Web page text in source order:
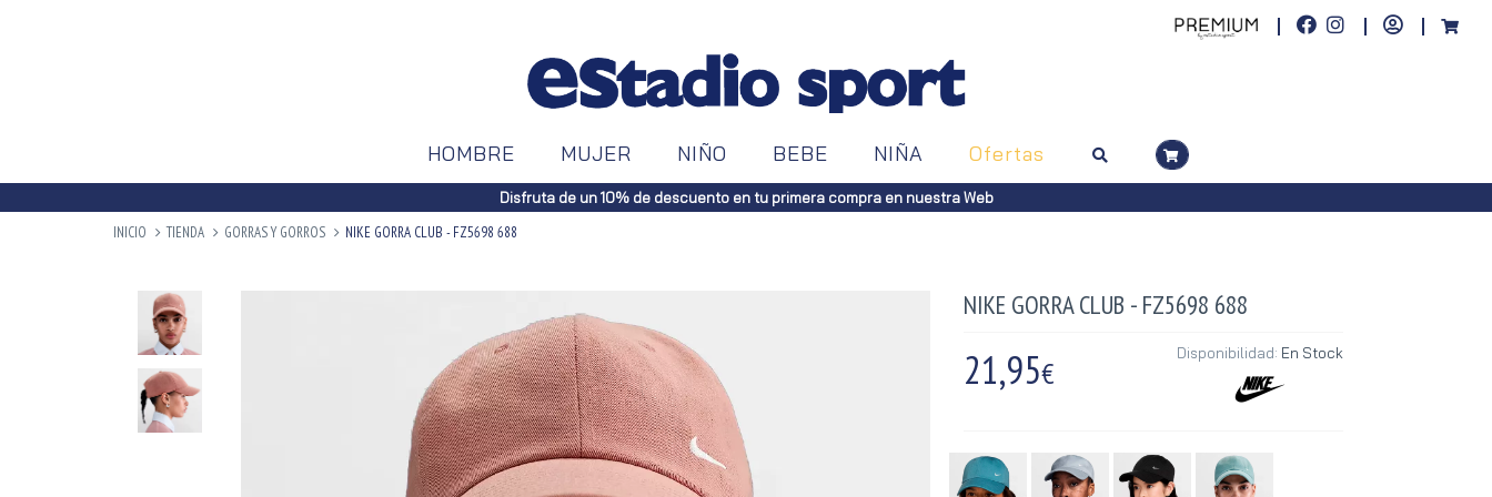
HOMBRE MUJER NIÑO BEBE NIÑA Ofertas
Disfruta de un 10% de descuento en tu primera compra en nuestra Web
INICIO TIENDA GORRAS Y GORROS NIKE GORRA CLUB - FZ5698 688
NIKE GORRA CLUB - FZ5698 688
21,95€
Disponibilidad: En Stock